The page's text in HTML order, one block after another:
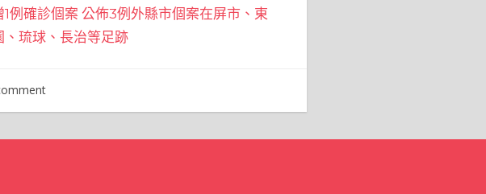
1例確診個案 公佈3例外縣市個案在屏市、東
、琉球、長治等足跡